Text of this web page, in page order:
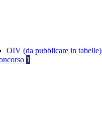
OIV (da pubblicare in tabelle)
1